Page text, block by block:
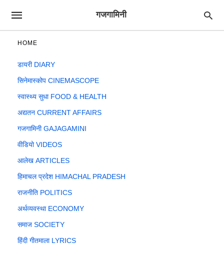
गजगामिनी
HOME
डायरी DIARY
सिनेमास्कोप CINEMASCOPE
स्वास्थ्य सुधा FOOD & HEALTH
अद्यतन CURRENT AFFAIRS
गजगामिनी GAJAGAMINI
वीडियो VIDEOS
आलेख ARTICLES
हिमाचल प्रदेश HIMACHAL PRADESH
राजनीति POLITICS
अर्थव्यवस्था ECONOMY
समाज SOCIETY
हिंदी गीतमाला LYRICS